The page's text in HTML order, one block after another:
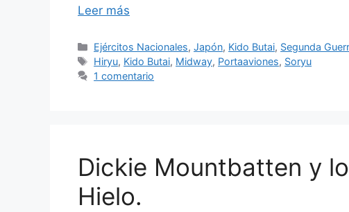
Leer más
Categorías
Ejércitos Nacionales,Japón, Kido Butai, Segunda
Etiquetas
Hiryu, Kido Butai, Midway, Portaaviones, Soryu
1 comentario
Dickie Mountbatten y
Hielo.